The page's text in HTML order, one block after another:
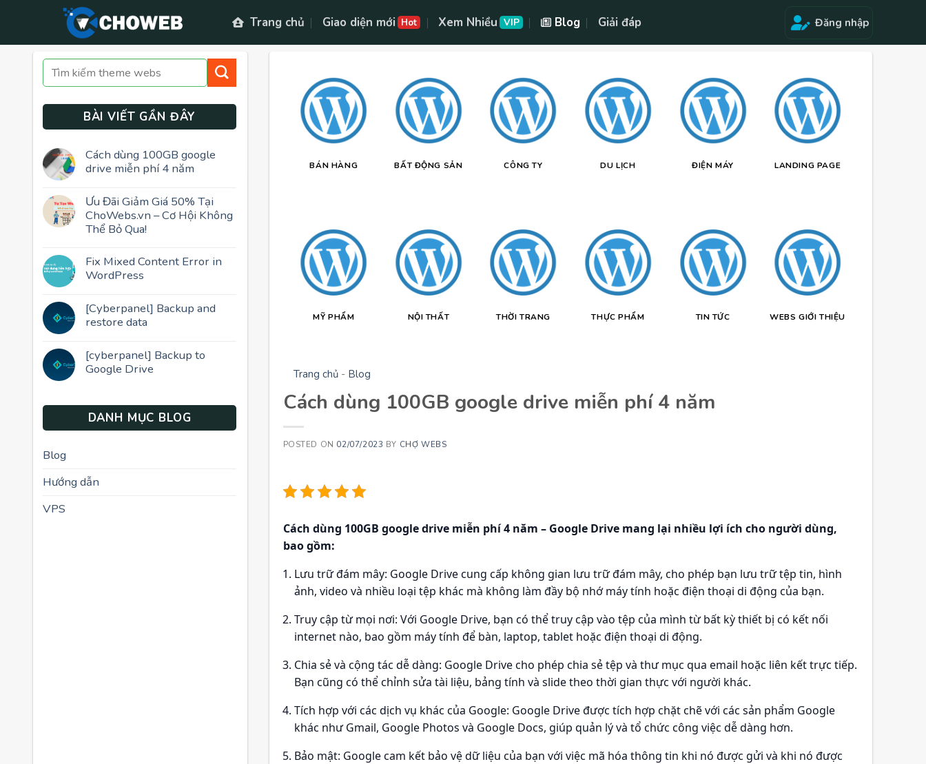
content
Trang chủ Giao diện mới Hot Xem Nhiều VIP Blog Giải đáp Đăng nhập
BÀI VIẾT GẦN ĐÂY
Cách dùng 100GB google
drive miễn phí 4 năm
Ưu Đãi Giảm Giá 50% Tại
ChoWebs.vn – Cơ Hội Không
Thể Bỏ Qua!
Fix Mixed Content Error in
WordPress
[Cyberpanel] Backup and
restore data
[cyberpanel] Backup to
Google Drive
DANH MỤC BLOG
Blog
Hướng dẫn
VPS
BÁN HÀNG BẤT ĐỘNG SẢN CÔNG TY DU LỊCH ĐIỆN MÁY LANDING PAGE
MỸ PHẨM NỘI THẤT THỜI TRANG THỰC PHẨM TIN TỨC WEBS GIỚI THIỆU
Trang chủ- Blog
Cách dùng 100GB google drive miễn phí 4 năm
POSTED ON 02/07/2023 BY CHỢ WEBS
Cách dùng 100GB google drive miễn phí 4 năm – Google Drive mang lại nhiều lợi ích cho người dùng,
bao gồm:
Lưu trữ đám mây: Google Drive cung cấp không gian lưu trữ đám mây, cho phép bạn lưu trữ tệp tin, hình
ảnh, video và nhiều loại tệp khác mà không làm đầy bộ nhớ máy tính hoặc điện thoại di động của bạn.
Truy cập từ mọi nơi: Với Google Drive, bạn có thể truy cập vào tệp của mình từ bất kỳ thiết bị có kết nối
internet nào, bao gồm máy tính để bàn, laptop, tablet hoặc điện thoại di động.
Chia sẻ và cộng tác dễ dàng: Google Drive cho phép chia sẻ tệp và thư mục qua email hoặc liên kết trực tiếp.
Bạn cũng có thể chỉnh sửa tài liệu, bảng tính và slide theo thời gian thực với người khác.
Tích hợp với các dịch vụ khác của Google: Google Drive được tích hợp chặt chẽ với các sản phẩm Google
khác như Gmail, Google Photos và Google Docs, giúp quản lý và tổ chức công việc dễ dàng hơn.
Bảo mật: Google cam kết bảo vệ dữ liệu của bạn với việc mã hóa thông tin khi nó được gửi và khi nó được